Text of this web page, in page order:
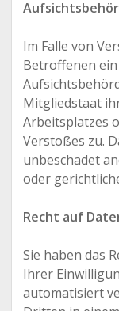
Im Falle von
Betroffenen
Mitgliedstaat
Arbeitsplatzes
Verstoßes zu.
unbeschadet
oder
Recht auf
Sie haben das
Ihrer
automatisiert